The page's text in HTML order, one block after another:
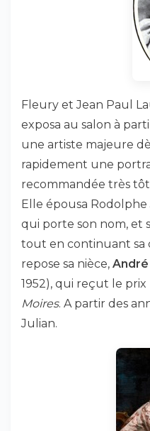
Fleury et Jean Paul
exposa au salon à
une artiste majeure
rapidement une
recommandée très
Elle épousa Rodolphe
qui porte son nom, et
tout en continuant sa
repose sa nièce, André
1952), qui reçut le
Moires. A partir des
Julian.